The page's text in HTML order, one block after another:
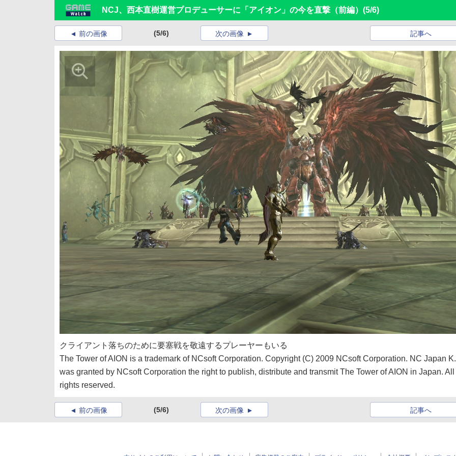
NCJ、西本直樹運営プロデューサーに「アイオン」の今を直撃（前編） (5/6)
前の画像 (5/6) 記事へ
次の画像
クライアント落ちのために要塞戦を敬遠するプレーヤーもいる
The Tower of AION is a trademark of NCsoft Corporation. Copyright (C) 2009 NCsoft Corporation. NC Japan
was granted by NCsoft Corporation the right to publish, distribute and transmit The Tower of AION in Japan. All
rights reserved.
前の画像 (5/6) 記事へ
次の画像